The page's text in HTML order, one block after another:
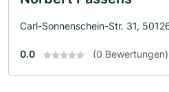
Carl-Sonnenschein-Str. 31,
0.0 (0 Bewertungen)